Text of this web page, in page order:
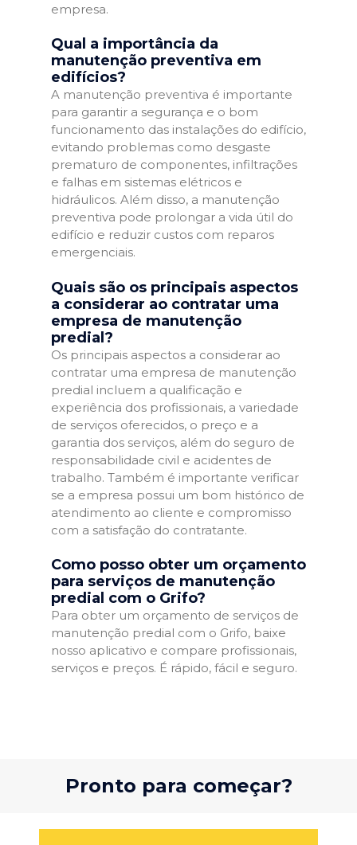
empresa.
Qual a importância da
manutenção preventiva em
edifícios?
A manutenção preventiva é importante
para garantir a segurança e o bom
funcionamento das instalações do edifício,
evitando problemas como desgaste
prematuro de componentes, infiltrações
e falhas em sistemas elétricos e
hidráulicos. Além disso, a manutenção
preventiva pode prolongar a vida útil do
edifício e reduzir custos com reparos
emergenciais.
Quais são os principais aspectos
a considerar ao contratar uma
empresa de manutenção
predial?
Os principais aspectos a considerar ao
contratar uma empresa de manutenção
predial incluem a qualificação e
experiência dos profissionais, a variedade
de serviços oferecidos, o preço e a
garantia dos serviços, além do seguro de
responsabilidade civil e acidentes de
trabalho. Também é importante verificar
se a empresa possui um bom histórico de
atendimento ao cliente e compromisso
com a satisfação do contratante.
Como posso obter um orçamento
para serviços de manutenção
predial com o Grifo?
Para obter um orçamento de serviços de
manutenção predial com o Grifo, baixe
nosso aplicativo e compare profissionais,
serviços e preços. É rápido, fácil e seguro.
Pronto para começar?